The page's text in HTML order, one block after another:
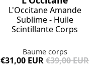
L'Occitane Amande
Sublime - Huile
Scintillante Corps
Baume corps
€31,00 EUR€39,00 EUR